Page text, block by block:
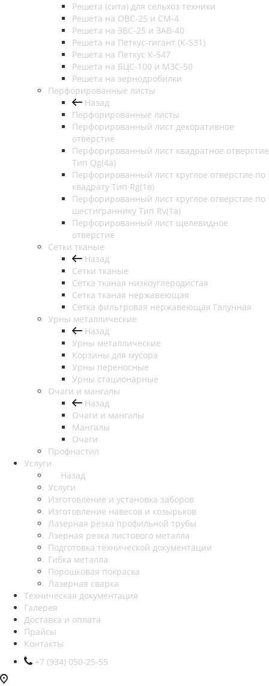
Решета (сита) для сельхоз техники
Решета на ОВС-25 и СМ-4
Решета на ЗВС-25 и ЗАВ-40
Решета на Петкус-гигант (К-531)
Решета на Петкус К-547
Решета на БЦС-100 и МЗС-50
Решета на зернодробилки
Перфорированные листы
Назад
Перфорированные листы
Перфорированный лист декоративное
отверстие
Перфорированный лист квадратное отверстие
Тип Qg(4а)
Перфорированный лист круглое отверстие по
квадрату Тип Rg(1в)
Перфорированный лист круглое отверстие по
шестиграннику Тип Rv(1а)
Перфорированный лист щелевидное
отверстие
Сетки тканые
Назад
Сетки тканые
Сетка тканая низкоуглеродистая
Сетка тканая нержавеющая
Сетка фильтровая нержавеющая Галунная
Урны металлические
Назад
Урны металлические
Корзины для мусора
Урны переносные
Урны стационарные
Очаги и мангалы
Назад
Очаги и мангалы
Мангалы
Очаги
Профнастил
Услуги
Назад
Услуги
Изготовление и установка заборов
Изготовление навесов и козырьков
Лазерная резка профильной трубы
Лзерная резка листового металла
Подготовка технической документации
Гибка металла
Порошковая покраска
Лазерная сварка
Техническая документация
Галерея
Доставка и оплата
Прайсы
Контакты
+7 (934) 050-25-55